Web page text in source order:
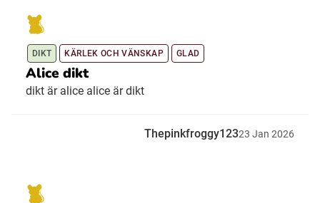
DIKT KÄRLEK OCH VÄNSKAP GLAD
Alice dikt
dikt är alice alice är dikt
Thepinkfroggy12323 Jan 2026